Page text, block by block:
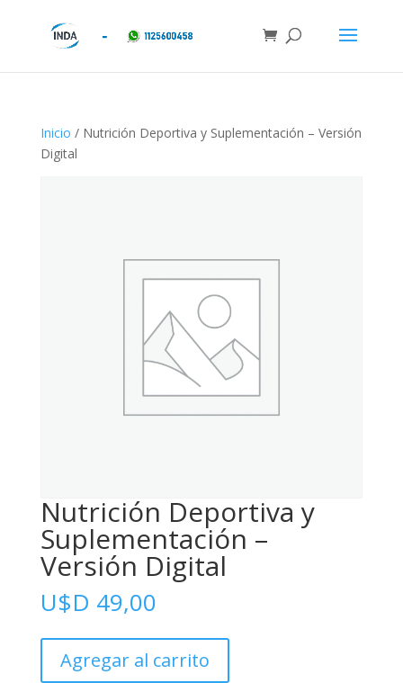
Inicio / Nutrición Deportiva y Suplementación – Versión
Digital
Nutrición Deportiva y
Suplementación –
Versión Digital
U$D 49,00
Deportiva
Agregar al carrito